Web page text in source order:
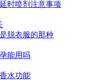
时喷剂注意事项
脱衣服的那种
能用吗
水功能